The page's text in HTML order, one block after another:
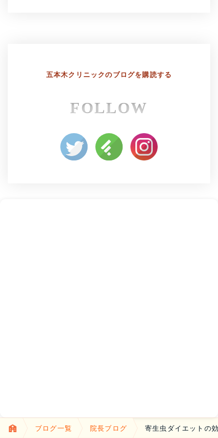
五本木クリニックのブログを購読する
FOLLOW
ブログ一覧 院長ブログ 寄生虫ダイエットの